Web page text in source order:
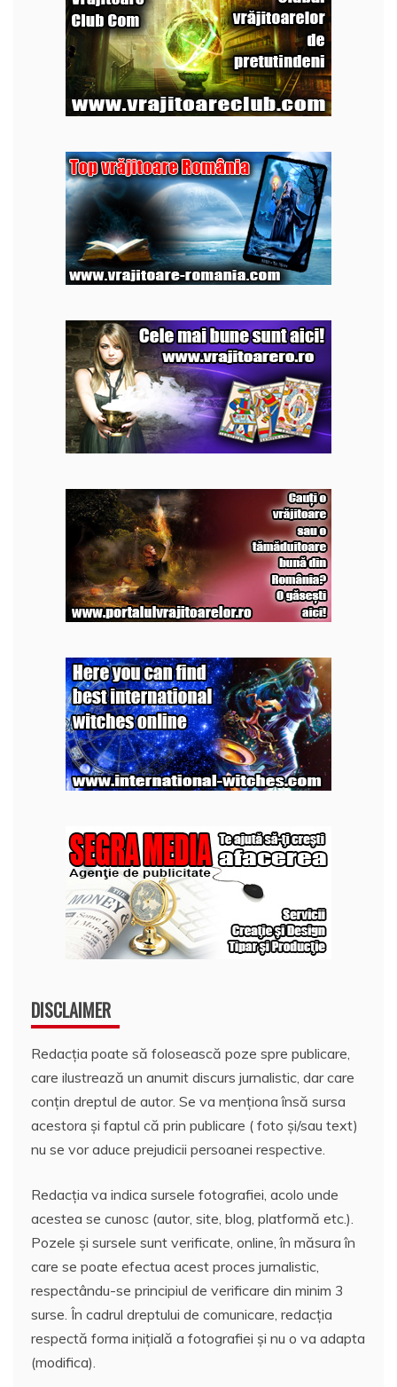
DISCLAIMER
Redacția poate să folosească poze spre publicare,
care ilustrează un anumit discurs jurnalistic, dar care
conțin dreptul de autor. Se va menționa însă sursa
acestora și faptul că prin publicare ( foto și/sau text)
nu se vor aduce prejudicii persoanei respective.
Redacția va indica sursele fotografiei, acolo unde
acestea se cunosc (autor, site, blog, platformă etc.).
Pozele și sursele sunt verificate, online, în măsura în
care se poate efectua acest proces jurnalistic,
respectându-se principiul de verificare din minim 3
surse. În cadrul dreptului de comunicare, redacția
respectă forma inițială a fotografiei și nu o va adapta
(modifica).